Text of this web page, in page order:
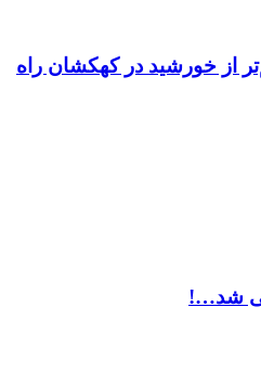
از خورشید در کهکشان راه
شد…!